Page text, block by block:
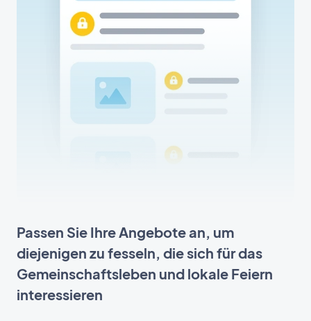
Passen Sie Ihre Angebote an, um
diejenigen zu fesseln, die sich für das
Gemeinschaftsleben und lokale Feiern
interessieren